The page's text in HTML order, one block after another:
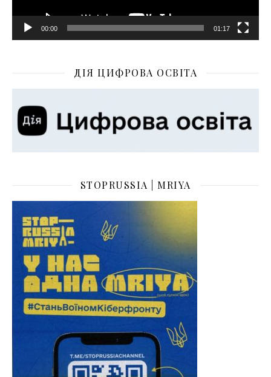
00:00 01:17
ДІЯ ЦИФРОВА ОСВІТА
STOPRUSSIA | MRIYA